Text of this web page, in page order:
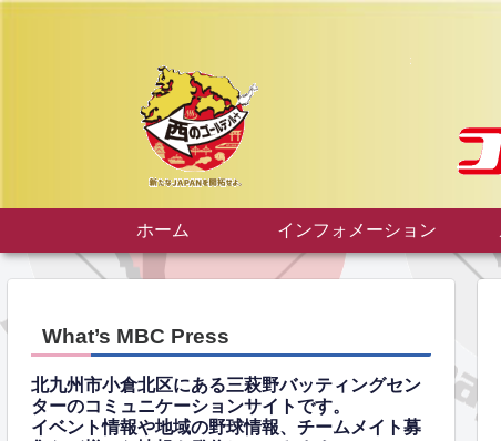
ホーム インフォメーション
What’s MBC Press
北九州市小倉北区にある三萩野バッティングセン
ターのコミュニケーションサイトです。
イベント情報や地域の野球情報、チームメイト募